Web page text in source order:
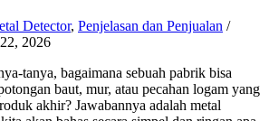
Detector, Penjelasan dan Penjualan /
2026
tanya, bagaimana sebuah pabrik bisa
baut, mur, atau pecahan logam yang
akhir? Jawabannya adalah metal